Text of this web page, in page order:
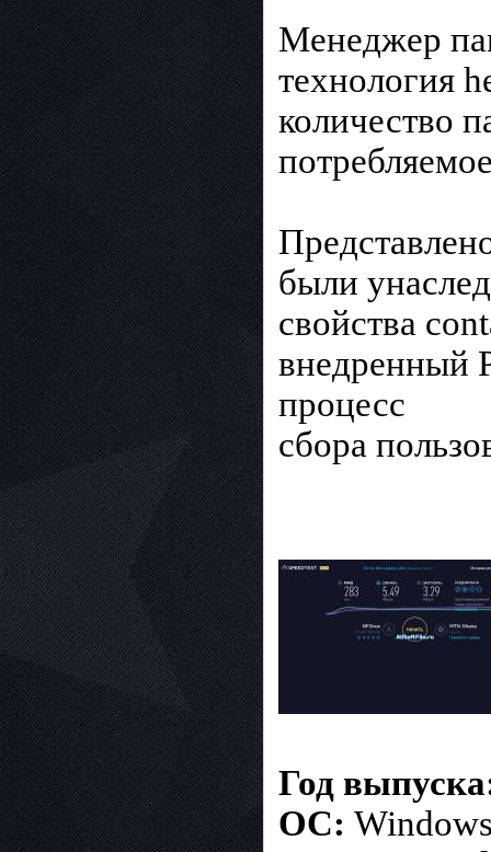
Менеджер
технология
количество
были
свойства
внедренный
процесс
сбора
Год
ОС: